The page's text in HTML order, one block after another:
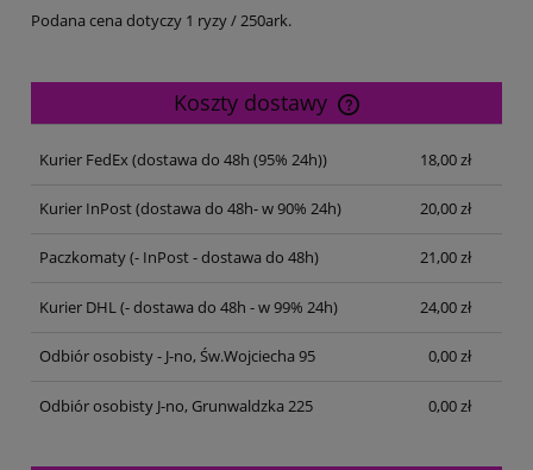
Podana cena dotyczy 1 ryzy / 250ark.
Koszty dostawy
Cena nie zawiera ewentualnych kosztów płatności
Kurier FedEx(dostawa do 48h (95% 24h)) 18,00 zł
Kurier InPost(dostawa do 48h- w 90% 24h) 20,00 zł
Paczkomaty(- InPost - dostawa do 48h) 21,00 zł
Kurier DHL(- dostawa do 48h - w 99% 24h) 24,00 zł
Odbiór osobisty - J-no, Św.Wojciecha 95 0,00 zł
Odbiór osobisty J-no, Grunwaldzka 225 0,00 zł